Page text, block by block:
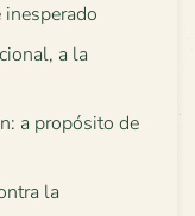
a la
a propósito de
la